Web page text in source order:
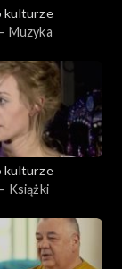
kulturze
Muzyka
kulturze
Książki